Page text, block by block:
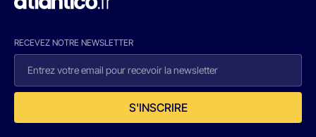
RECEVEZ NOTRE NEWSLETTER
S'INSCRIRE